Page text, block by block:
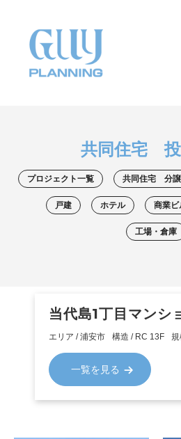
共同住宅
プロジェクト一覧 共同住宅 分譲
戸建 ホテル 商業ビ
工場・倉庫
当代島1丁目マンシ
エリア / 浦安市 構造 / RC 13F
一覧を見る
SIMILAR
類似する物